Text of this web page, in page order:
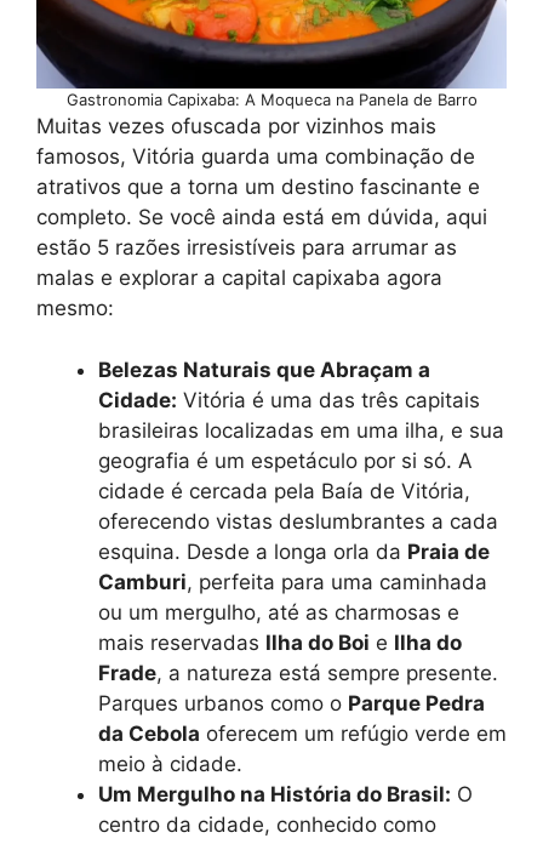
Gastronomia Capixaba: A Moqueca na Panela de Barro
Muitas vezes ofuscada por vizinhos mais
famosos, Vitória guarda uma combinação de
atrativos que a torna um destino fascinante e
completo. Se você ainda está em dúvida, aqui
estão 5 razões irresistíveis para arrumar as
malas e explorar a capital capixaba agora
mesmo:
Belezas Naturais que Abraçam a
Cidade: Vitória é uma das três capitais
brasileiras localizadas em uma ilha, e sua
geografia é um espetáculo por si só. A
cidade é cercada pela Baía de Vitória,
oferecendo vistas deslumbrantes a cada
esquina. Desde a longa orla da Praia de
Camburi, perfeita para uma caminhada
ou um mergulho, até as charmosas e
mais reservadas Ilha do Boi e Ilha do
Frade, a natureza está sempre presente.
Parques urbanos como o Parque Pedra
da Cebola oferecem um refúgio verde em
meio à cidade.
Um Mergulho na História do Brasil: O
centro da cidade, conhecido como